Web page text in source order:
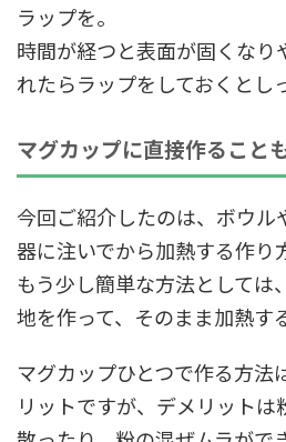
ラップを。
時間が経つと表面が固くなり
れたらラップをしておくとし
マグカップに直接作ること
今回ご紹介したのは、ボウル
器に注いでから加熱する作り
もう少し簡単な方法としては
地を作って、そのまま加熱す
マグカップひとつで作る方法
リットですが、デメリット